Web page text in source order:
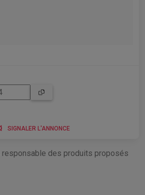
SIGNALER L'ANNONCE
responsable des produits proposés